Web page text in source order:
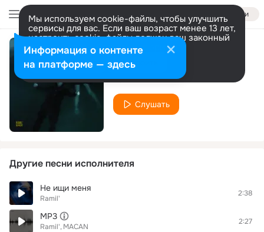
Войти
Мы используем cookie-файлы, чтобы улучшить
сервисы для вас. Если ваш возраст менее 13 лет,
настроить cookie-файлы должен ваш законный
представитель. Больше информации
Разрешить все Настроить
Обрисуй
Ramil'
Слушать
Другие песни исполнителя
Не ищи меня
Ramil'
2:38
MP3
Ramil' MACAN
2:27
Информация о контенте
на платформе — здесь